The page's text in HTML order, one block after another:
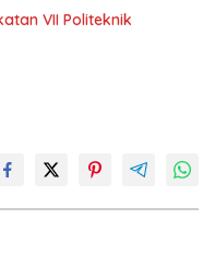
VII Politeknik